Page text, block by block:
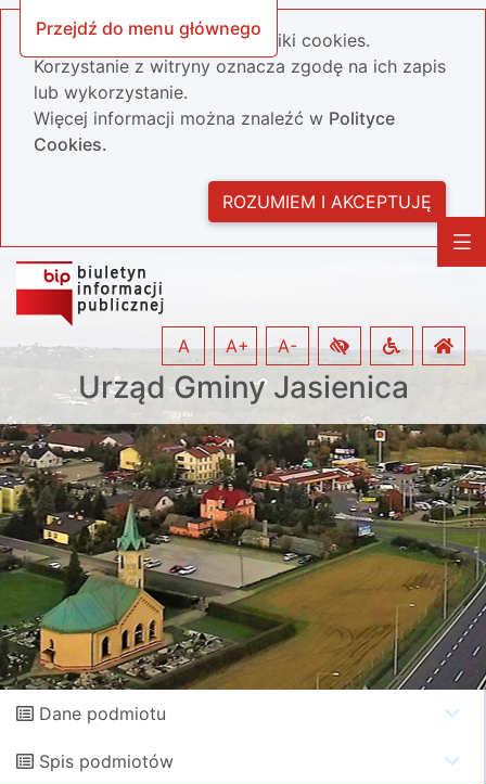
Przejdź do menu głównego
Nasza strona wykorzystuje pliki cookies.
Korzystanie z witryny oznacza zgodę na ich zapis
lub wykorzystanie.
Więcej informacji można znaleźć w Polityce
Cookies.
ROZUMIEM I AKCEPTUJĘ
Urząd Gminy Jasienica
A A+ A-
Dane podmiotu
Spis podmiotów